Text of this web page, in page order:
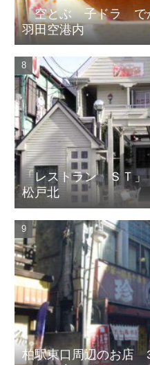
「空とぶ 子ドラ
羽田空港内
「レストラン ＳＴ
松戸北
柏駅東口周辺のお店